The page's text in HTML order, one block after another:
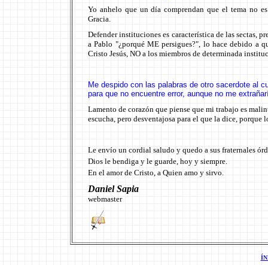
Yo anhelo que un día comprendan que el tema no
Gracia.
Defender instituciones es característica de las sectas,
a Pablo "¿porqué ME persigues?", lo hace debido a
Cristo Jesús, NO a los miembros de determinada
Me despido con las palabras de otro sacerdote al
para que no encuentre error, aunque no me
Lamento de corazón que piense que mi trabajo es
escucha, pero desventajosa para el que la dice, porque
Le envío un cordial saludo y quedo a sus fraternales
Dios le bendiga y le guarde, hoy y siempre.
En el amor de Cristo, a Quien amo y sirvo.
Daniel Sapia
webmaster